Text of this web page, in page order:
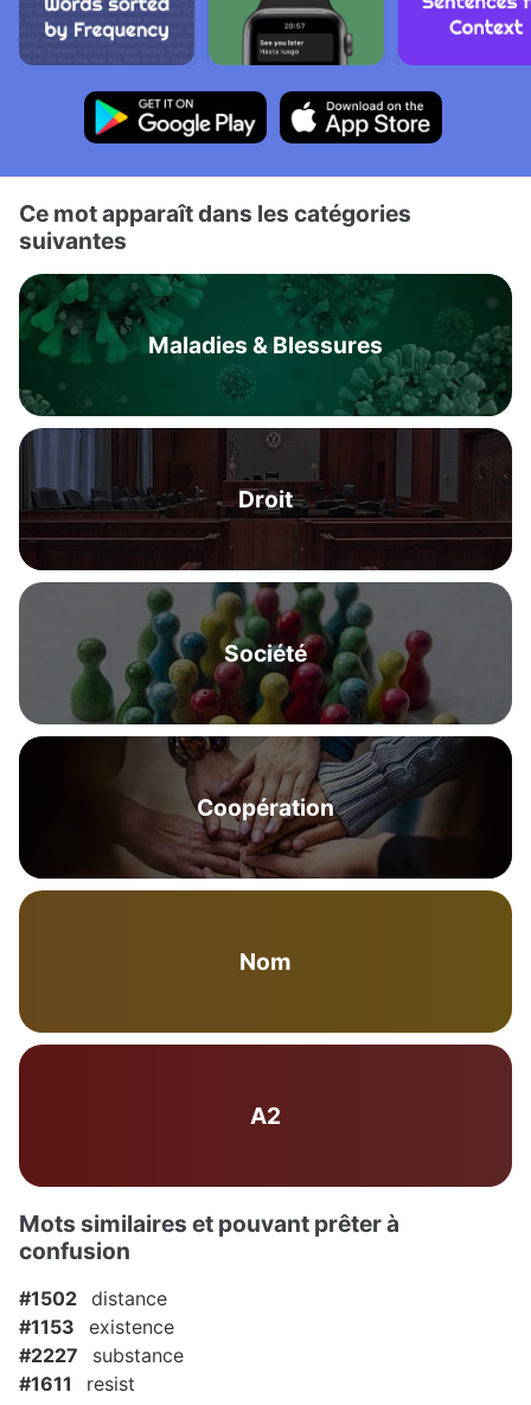
Ce mot apparaît dans les catégories
suivantes
Maladies & Blessures
Droit
Société
Coopération
Nom
A2
Mots similaires et pouvant prêter à
confusion
#1502 distance
#1153
existence
#2227
substance
#1611
resist